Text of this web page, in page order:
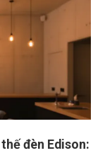
đèn Edison: